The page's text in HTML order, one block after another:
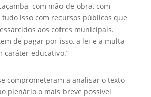
com mão-de-obra, com
isso com recursos públicos que
aos cofres municipais.
de pagar por isso, a lei e a multa
caráter educativo.”
comprometeram a analisar o texto
plenário o mais breve possível